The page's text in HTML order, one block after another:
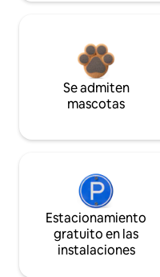
Se admiten
mascotas
Estacionamiento
gratuito en las
instalaciones